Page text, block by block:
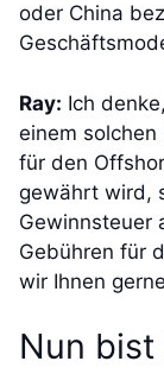
oder China
Ray: Ich
einem
für den
gewährt wird,
Gewinnsteuer
Gebühren für
wir Ihnen
Nun bist